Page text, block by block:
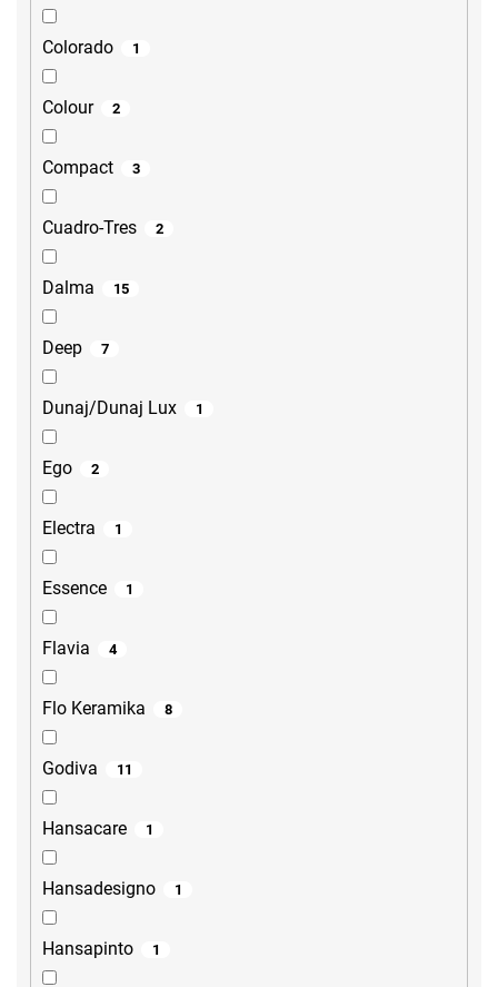
Colorado 1
Colour 2
Compact 3
Cuadro-Tres 2
Dalma 15
Deep 7
Dunaj/Dunaj Lux 1
Ego 2
Electra 1
Essence 1
Flavia 4
Flo Keramika 8
Godiva 11
Hansacare 1
Hansadesigno 1
Hansapinto 1